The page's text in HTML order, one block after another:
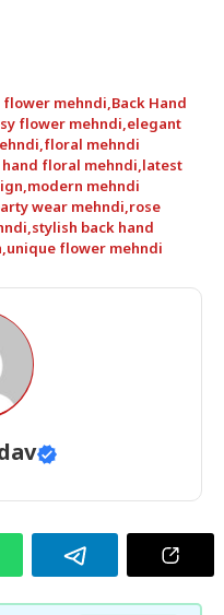
flower mehndi,Back Hand
flower mehndi,elegant
,floral mehndi
floral mehndi,latest
,modern mehndi
wear mehndi,rose
,stylish back hand
,unique flower mehndi